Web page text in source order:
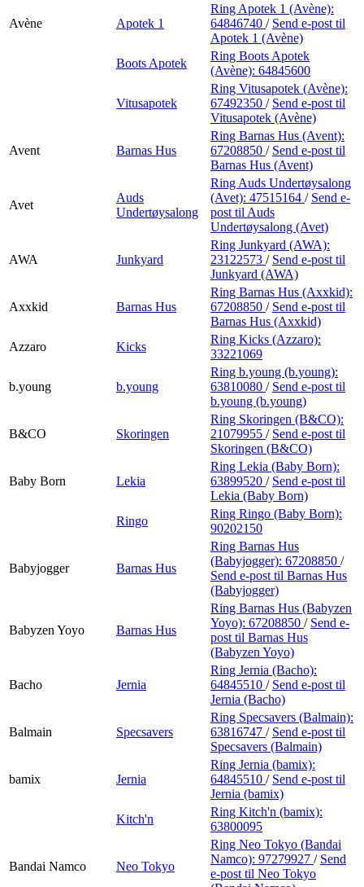
Avène Apotek 1
Ring Apotek 1 (Avène):
64846740 / Send e-post til
Apotek 1 (Avène)
Boots Apotek
Ring Boots Apotek
(Avène): 64845600
Vitusapotek
Ring Vitusapotek (Avène):
67492350 / Send e-post til
Vitusapotek (Avène)
Avent Barnas Hus
Ring Barnas Hus (Avent):
67208850 / Send e-post til
Barnas Hus (Avent)
Avet
Auds
Undertøysalong
Ring Auds Undertøysalong
(Avet): 47515164 / Send e-
post til Auds
Undertøysalong (Avet)
AWA Junkyard
Ring Junkyard (AWA):
23122573 / Send e-post til
Junkyard (AWA)
Axxkid Barnas Hus
Ring Barnas Hus (Axxkid):
67208850 / Send e-post til
Barnas Hus (Axxkid)
Azzaro
Kicks
Ring Kicks (Azzaro):
33221069
b.young b.young
Ring b.young (b.young):
63810080 / Send e-post til
b.young (b.young)
B&CO Skoringen
Ring Skoringen (B&CO):
21079955 / Send e-post til
Skoringen (B&CO)
Baby Born Lekia
Ring Lekia (Baby Born):
63899520 / Send e-post til
Lekia (Baby Born)
Ringo
Ring Ringo (Baby Born):
90202150
Babyjogger Barnas Hus
Ring Barnas Hus
(Babyjogger): 67208850 /
Send e-post til Barnas Hus
(Babyjogger)
Babyzen Yoyo Barnas Hus
Ring Barnas Hus (Babyzen
Yoyo): 67208850 / Send e-
post til Barnas Hus
(Babyzen Yoyo)
Bacho Jernia
Ring Jernia (Bacho):
64845510 / Send e-post til
Jernia (Bacho)
Balmain Specsavers
Ring Specsavers (Balmain):
63816747 / Send e-post til
Specsavers (Balmain)
bamix Jernia
Ring Jernia (bamix):
64845510 / Send e-post til
Jernia (bamix)
Kitch'n
Ring Kitch'n (bamix):
63800095
Bandai Namco Neo Tokyo
Ring Neo Tokyo (Bandai
Namco): 97279927 / Send
e-post til Neo Tokyo